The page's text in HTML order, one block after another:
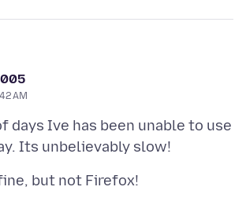
AM
days Ive has been unable to use